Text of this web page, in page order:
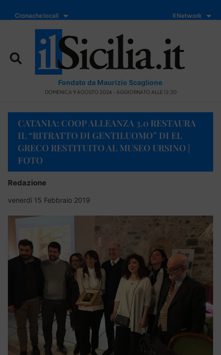
Cronache locali Il Network
Fondato da Maurizio Scaglione
DOMENICA 9 AGOSTO 2026 - AGGIORNATO ALLE 12:30
CATANIA: COOP ALLEANZA 3.0 RESTAURA
IL “RITRATTO DI GENTILUOMO” DI EL
GRECO RESTITUITO AL MUSEO URSINO |
FOTO
Redazione
venerdì 15 Febbraio 2019